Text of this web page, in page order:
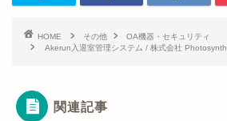
HOME その他
OA機器・セキュリティ
Akerun入退室管理システム / 株式会社 Photosynth
関連記事